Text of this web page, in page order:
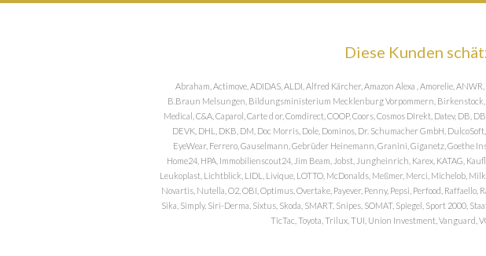
Diese Kunden
Abraham, Actimove, ADIDAS, ALDI, Alfred Kärcher, Amazon Alexa , Amorelie,
B.Braun Melsungen, Bildungsministerium Mecklenburg Vorpommern,
Medical, C&A, Caparol, Carte d or, Comdirect, COOP, Coors, Cosmos DIrekt, Datev,
DEVK, DHL, DKB, DM, Doc Morris, Dole, Dominos, Dr. Schumacher GmbH,
EyeWear, Ferrero, Gauselmann, Gebrüder Heinemann, Granini, Giganetz, Goethe
Home24, HPA, Immobilienscout24, Jim Beam, Jobst, Jungheinrich, Karex, KATAG,
Leukoplast, Lichtblick, LIDL, Livique, LOTTO, McDonalds, Meßmer, Merci, Michelob,
Novartis, Nutella, O2, OBI, Optimus, Overtake, Payever, Penny, Pepsi, Perfood,
Sika, Simply, Siri-Derma, Sixtus, Skoda, SMART, Snipes, SOMAT, Spiegel, Sport 2000,
TicTac, Toyota, Trilux, TUI, Union Investment, Vanguard,